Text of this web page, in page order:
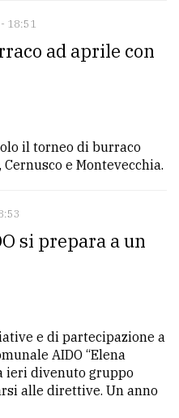
18:51
ad aprile con
il torneo di burraco
e Montevecchia.
si prepara a un
e di partecipazione a
AIDO “Elena
ieri divenuto gruppo
alle direttive. Un anno